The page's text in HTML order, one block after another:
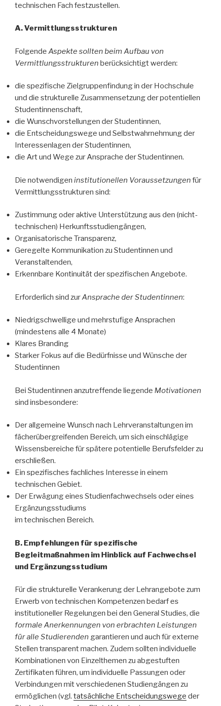
technischen Fach festzustellen.
A. Vermittlungsstrukturen
Folgende Aspekte sollten beim Aufbau von
Vermittlungsstrukturen berücksichtigt werden:
die spezifische Zielgruppenfindung in der Hochschule
und die strukturelle Zusammensetzung der potentiellen
Studentinnenschaft,
die Wunschvorstellungen der Studentinnen,
die Entscheidungswege und Selbstwahrnehmung der
Interessenlagen der Studentinnen,
die Art und Wege zur Ansprache der Studentinnen.
Die notwendigen institutionellen Voraussetzungen für
Vermittlungsstrukturen sind:
Zustimmung oder aktive Unterstützung aus den (nicht-
technischen) Herkunftsstudiengängen,
Organisatorische Transparenz,
Geregelte Kommunikation zu Studentinnen und
Veranstaltenden,
Erkennbare Kontinuität der spezifischen Angebote.
Erforderlich sind zurAnsprache der Studentinnen:
Niedrigschwellige und mehrstufige Ansprachen
(mindestens alle 4 Monate)
Klares Branding
Starker Fokus auf die Bedürfnisse und Wünsche der
Studentinnen
Bei Studentinnen anzutreffende liegende Motivationen
sind insbesondere:
Der allgemeine Wunsch nach Lehrveranstaltungen im
fächerübergreifenden Bereich, um sich einschlägige
Wissensbereiche für spätere potentielle Berufsfelder zu
erschließen.
Ein spezifisches fachliches Interesse in einem
technischen Gebiet.
Der Erwägung eines Studienfachwechsels oder eines
Ergänzungsstudiums
im technischen Bereich.
B. Empfehlungen für spezifische
Begleitmaßnahmen im Hinblick auf Fachwechsel
und Ergänzungsstudium
Für die strukturelle Verankerung der Lehrangebote zum
Erwerb von technischen Kompetenzen bedarf es
institutioneller Regelungen bei den General Studies, die
formale Anerkennungen von erbrachten Leistungen
für alle Studierenden garantieren und auch für externe
Stellen transparent machen. Zudem sollten individuelle
Kombinationen von Einzelthemen zu abgestuften
Zertifikaten führen, um individuelle Passungen oder
Verbindungen mit verschiedenen Studiengängen zu
ermöglichen (vgl. tatsächliche Entscheidungswege der